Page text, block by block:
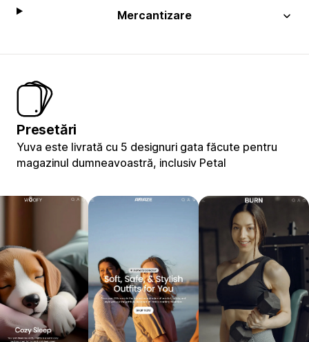
Mercantizare
Presetări
Yuva este livrată cu 5 designuri gata făcute pentru
magazinul dumneavoastră, inclusiv Petal